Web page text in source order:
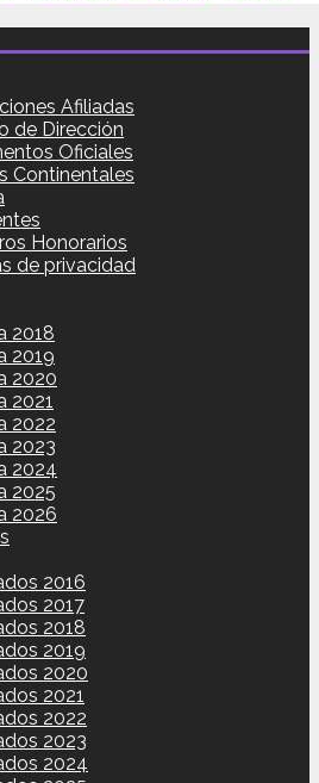
Afiliadas
de Dirección
Oficiales
Continentales
Honorarios
de privacidad
2018
2019
2020
2021
2022
2023
2024
2025
2026
2016
2017
2018
2019
2020
2021
2022
2023
2024